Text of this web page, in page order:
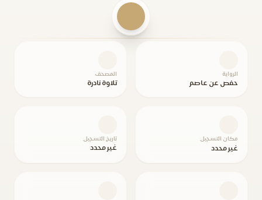
الرواية
حفص عن عاصم
المصحف
تلاوة نادرة
مكان التسجيل
غير محدد
تاريخ التسجيل
غير محدد